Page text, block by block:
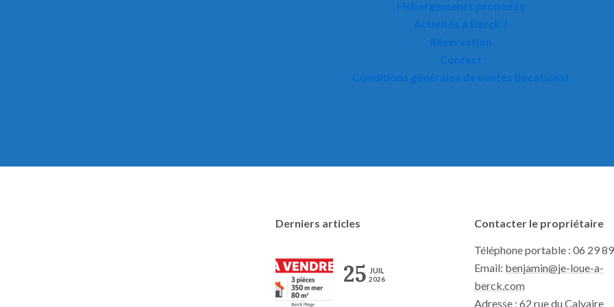
Hébergements proposés
Activités à Berck ?
Réservation
Contact
Conditions générales de ventes (locations)
Derniers articles
25 JUIL
2026
Contacter le propriétaire
Téléphone portable : 06 29
Email: benjamin@je-loue-a-
berck.com
Adresse : 62 rue du Calvaire